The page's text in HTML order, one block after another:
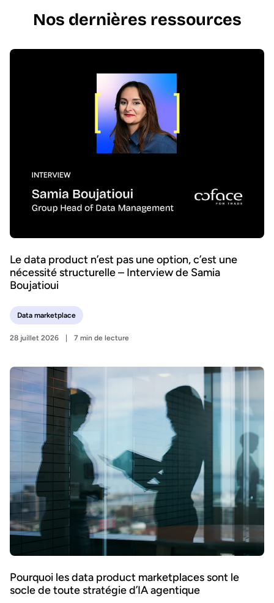
Nos dernières ressources
Le data product n’est pas une option, c’est une
nécessité structurelle – Interview de Samia
Boujatioui
Data marketplace
28 juillet 2026 7 min de lecture
Pourquoi les data product marketplaces sont le
socle de toute stratégie d’IA agentique